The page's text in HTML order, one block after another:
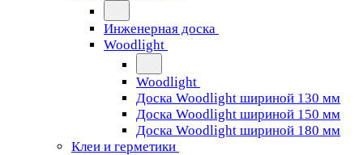
Инженерная доска
Woodlight
Woodlight
Доска Woodlight шириной 130 мм
Доска Woodlight шириной 150 мм
Доска Woodlight шириной 180 мм
Клеи и герметики